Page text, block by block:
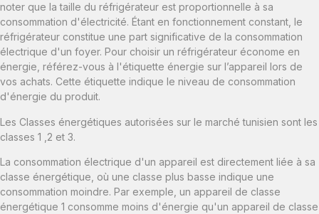
noter que la taille du réfrigérateur est proportionnelle à sa
consommation d'électricité. Étant en fonctionnement constant, le
réfrigérateur constitue une part significative de la consommation
électrique d'un foyer. Pour choisir un réfrigérateur économe en
énergie, référez-vous à l'étiquette énergie sur l’appareil lors de
vos achats. Cette étiquette indique le niveau de consommation
d'énergie du produit.
Les Classes énergétiques autorisées sur le marché tunisien sont les
classes 1 ,2 et 3.
La consommation électrique d'un appareil est directement liée à sa
classe énergétique, où une classe plus basse indique une
consommation moindre. Par exemple, un appareil de classe
énergétique 1 consomme moins d'énergie qu'un appareil de classe